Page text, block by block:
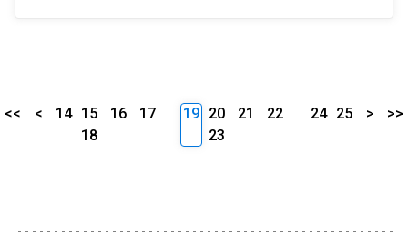
<< < 14 15 16
17
18
19 20 21
22
23
24 25 > >>